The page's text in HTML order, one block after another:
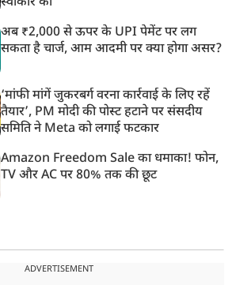
अब ₹2,000 से ऊपर के UPI पेमेंट पर लग
सकता है चार्ज, आम आदमी पर क्या होगा असर?
‘मांफी मांगें जुकरबर्ग वरना कार्रवाई के लिए रहें
तैयार’, PM मोदी की पोस्ट हटाने पर संसदीय
समिति ने Meta को लगाई फटकार
Amazon Freedom Sale का धमाका! फोन,
TV और AC पर 80% तक की छूट
ADVERTISEMENT